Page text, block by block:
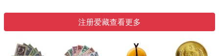
注册爱藏查看更多